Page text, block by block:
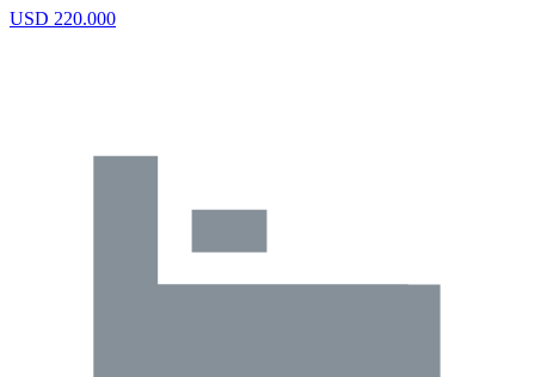
USD 220.000